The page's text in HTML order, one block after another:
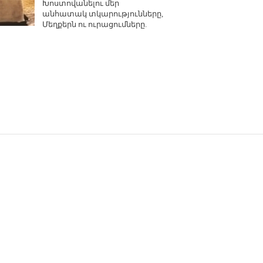
Խոստովանելու մեր
անհատակ տկարությունները,
Մեղքերն ու ուրացումները.